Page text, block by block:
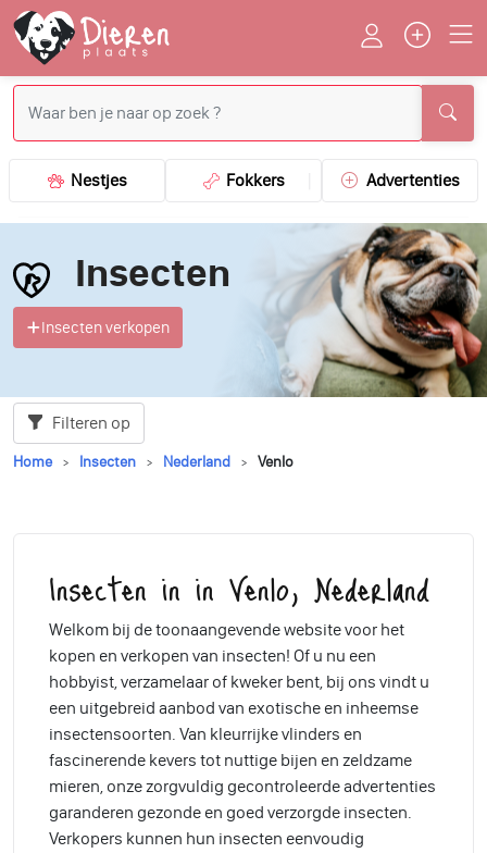
Nestjes Fokkers Advertenties
Insecten
Insecten verkopen
Filteren op
Home Insecten Nederland Venlo
Insecten in in Venlo, Nederland
Welkom bij de toonaangevende website voor het
kopen en verkopen van insecten! Of u nu een
hobbyist, verzamelaar of kweker bent, bij ons vindt u
een uitgebreid aanbod van exotische en inheemse
insectensoorten. Van kleurrijke vlinders en
fascinerende kevers tot nuttige bijen en zeldzame
mieren, onze zorgvuldig gecontroleerde advertenties
garanderen gezonde en goed verzorgde insecten.
Verkopers kunnen hun insecten eenvoudig